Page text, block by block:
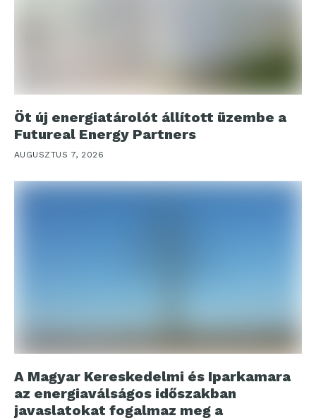
Öt új energiatárolót állított üzembe a
Futureal Energy Partners
AUGUSZTUS 7, 2026
A Magyar Kereskedelmi és Iparkamara
az energiaválságos időszakban
javaslatokat fogalmaz meg a